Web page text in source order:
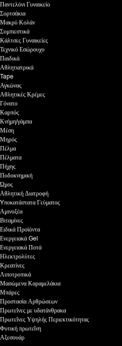
Παντελόνι Γυναικείο
Σορτσάκια
Μακρύ Κολάν
Συμπιεστικά
Κάλτσες Γυναικείες
Τεχνικό Εσώρουχο
Παιδικά
Αθλητιατρικά
Tape
Αγκώνας
Αθλητικές Κρέμες
Γόνατο
Καρπός
Κνήμη/γάμπα
Μέση
Μηρός
Πέλμα
Πέλματα
Πήχης
Ποδοκνημική
Ώμος
Αθλητική Διατροφή
Yποκατάστατα Γεύματος
Αμινοξέα
Βιταμίνες
Ειδικά Προϊόντα
Ενεργειακά Gel
Ενεργειακά Ποτά
Ηλεκτρολύτες
Κρεατίνες
Λιποτροπικά
Μασώμενα Καραμελάκια
Μπάρες
Προστασία Αρθρώσεων
Πρωτεΐνες με υδατάνθρακα
Πρωτεΐνες Υψηλής Περιεκτικότητας
Φυτική πρωτεΐνη
Αξεσουάρ